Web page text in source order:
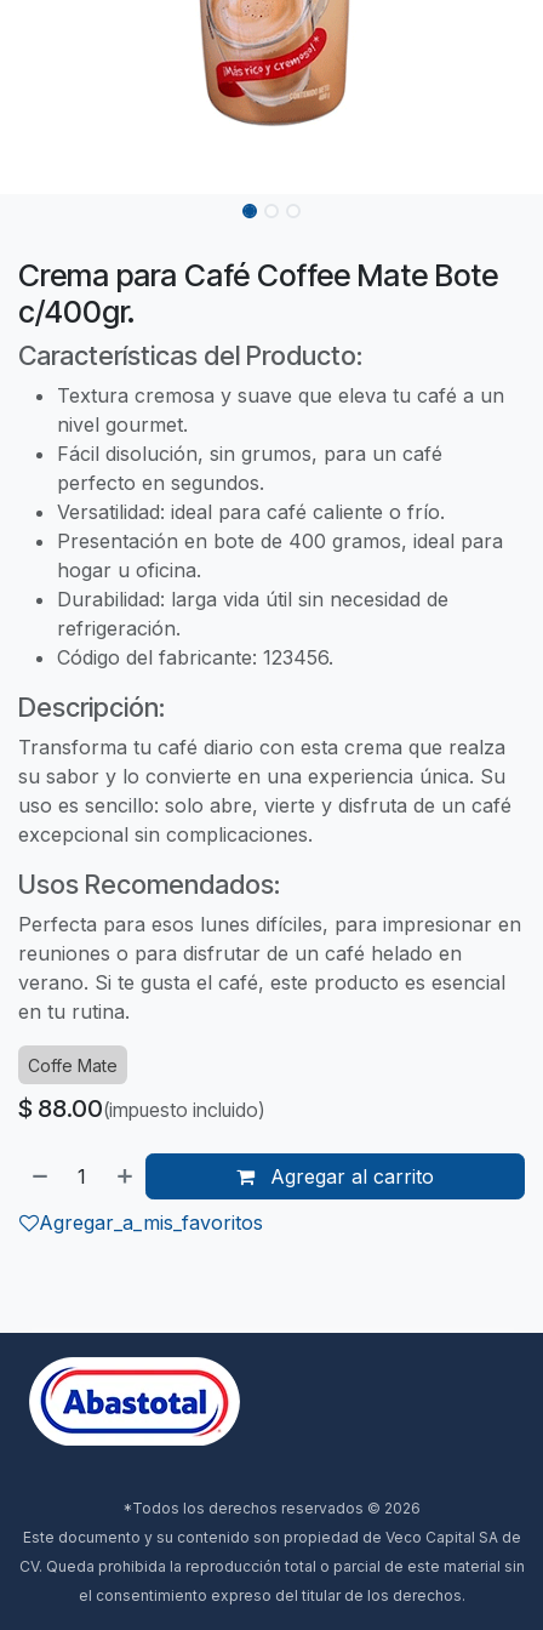
Crema para Café Coffee Mate Bote
c/400gr.
Características del Producto:
Textura cremosa y suave que eleva tu café a un
nivel gourmet.
Fácil disolución, sin grumos, para un café
perfecto en segundos.
Versatilidad: ideal para café caliente o frío.
Presentación en bote de 400 gramos, ideal para
hogar u oficina.
Durabilidad: larga vida útil sin necesidad de
refrigeración.
Código del fabricante: 123456.
Descripción:
Transforma tu café diario con esta crema que realza
su sabor y lo convierte en una experiencia única. Su
uso es sencillo: solo abre, vierte y disfruta de un café
excepcional sin complicaciones.
Usos Recomendados:
Perfecta para esos lunes difíciles, para impresionar en
reuniones o para disfrutar de un café helado en
verano. Si te gusta el café, este producto es esencial
en tu rutina.
Coffe Mate
$ 88.00(impuesto incluido)
Agregar al carrito
Agregar_a_mis_favoritos
*Todos los derechos reservados © 2026
Este documento y su contenido son propiedad de Veco Capital SA de
CV. Queda prohibida la reproducción total o parcial de este material sin
el consentimiento expreso del titular de los derechos.